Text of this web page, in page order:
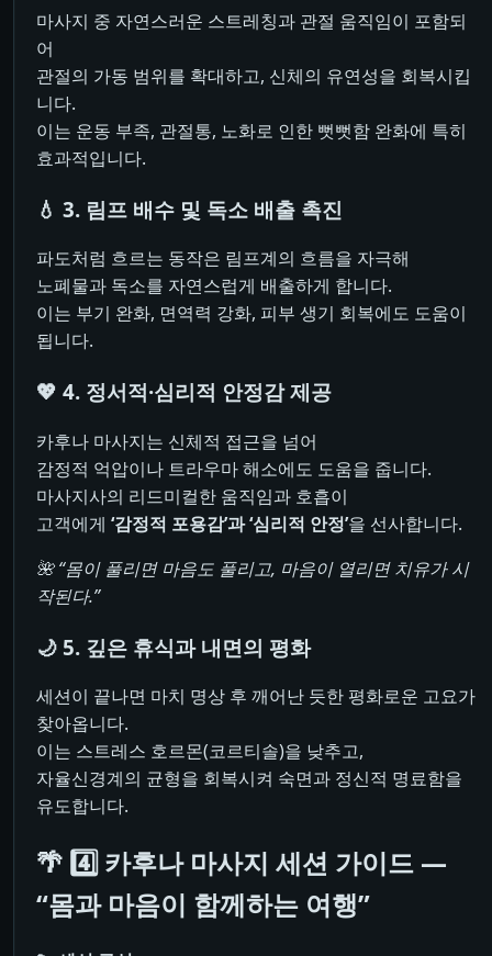
마사지 중 자연스러운 스트레칭과 관절 움직임이 포함되
어
관절의 가동 범위를 확대하고, 신체의 유연성을 회복시킵
니다.
이는 운동 부족, 관절통, 노화로 인한 뻣뻣함 완화에 특히
효과적입니다.
💧 3. 림프 배수 및 독소 배출 촉진
파도처럼 흐르는 동작은 림프계의 흐름을 자극해
노폐물과 독소를 자연스럽게 배출하게 합니다.
이는 부기 완화, 면역력 강화, 피부 생기 회복에도 도움이
됩니다.
💖 4. 정서적·심리적 안정감 제공
카후나 마사지는 신체적 접근을 넘어
감정적 억압이나 트라우마 해소에도 도움을 줍니다.
마사지사의 리드미컬한 움직임과 호흡이
고객에게 ‘감정적 포용감’과 ‘심리적 안정’을 선사합니다.
🌺 “몸이 풀리면 마음도 풀리고, 마음이 열리면 치유가 시
작된다.”
🌙 5. 깊은 휴식과 내면의 평화
세션이 끝나면 마치 명상 후 깨어난 듯한 평화로운 고요가
찾아옵니다.
이는 스트레스 호르몬(코르티솔)을 낮추고,
자율신경계의 균형을 회복시켜 숙면과 정신적 명료함을
유도합니다.
🌴 4️⃣ 카후나 마사지 세션 가이드 —
“몸과 마음이 함께하는 여행”